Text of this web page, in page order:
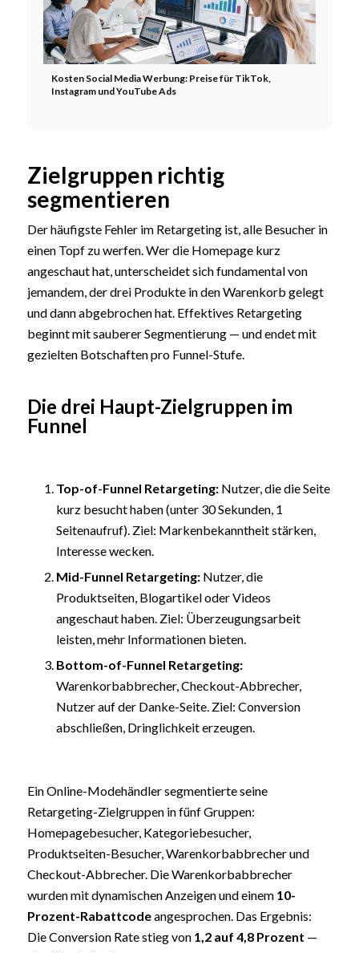
Kosten Social Media Werbung: Preise für TikTok,
Instagram und YouTube Ads
Zielgruppen richtig
segmentieren
Der häufigste Fehler im Retargeting ist, alle Besucher in
einen Topf zu werfen. Wer die Homepage kurz
angeschaut hat, unterscheidet sich fundamental von
jemandem, der drei Produkte in den Warenkorb gelegt
und dann abgebrochen hat. Effektives Retargeting
beginnt mit sauberer Segmentierung — und endet mit
gezielten Botschaften pro Funnel-Stufe.
Die drei Haupt-Zielgruppen im
Funnel
Top-of-Funnel Retargeting:Nutzer, die die Seite
kurz besucht haben (unter 30 Sekunden, 1
Seitenaufruf). Ziel: Markenbekanntheit stärken,
Interesse wecken.
Mid-Funnel Retargeting:Nutzer, die
Produktseiten, Blogartikel oder Videos
angeschaut haben. Ziel: Überzeugungsarbeit
leisten, mehr Informationen bieten.
Bottom-of-Funnel Retargeting:
Warenkorbabbrecher, Checkout-Abbrecher,
Nutzer auf der Danke-Seite. Ziel: Conversion
abschließen, Dringlichkeit erzeugen.
Ein Online-Modehändler segmentierte seine
Retargeting-Zielgruppen in fünf Gruppen:
Homepagebesucher, Kategoriebesucher,
Produktseiten-Besucher, Warenkorbabbrecher und
Checkout-Abbrecher. Die Warenkorbabbrecher
wurden mit dynamischen Anzeigen und einem 10-
Prozent-Rabattcodeangesprochen. Das Ergebnis:
Die Conversion Rate stieg von 1,2 auf 4,8 Prozent —